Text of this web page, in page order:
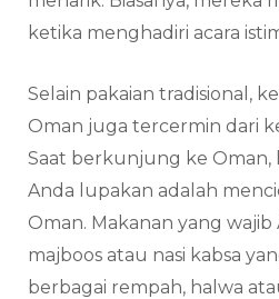
ketika menghadiri acara
Selain pakaian tradisional,
Oman juga tercermin dari
Saat berkunjung ke Oman,
Anda lupakan adalah
Oman. Makanan yang wajib
majboos atau nasi kabsa
berbagai rempah, halwa